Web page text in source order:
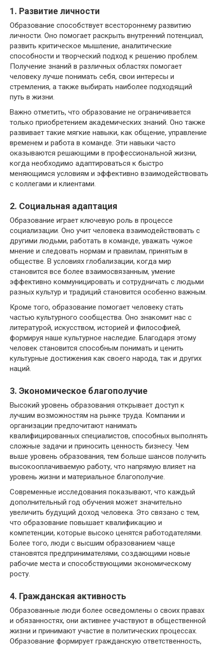
1. Развитие личности
Образование способствует всестороннему развитию
личности. Оно помогает раскрыть внутренний потенциал,
развить критическое мышление, аналитические
способности и творческий подход к решению проблем.
Получение знаний в различных областях помогает
человеку лучше понимать себя, свои интересы и
стремления, а также выбирать наиболее подходящий
путь в жизни.
Важно отметить, что образование не ограничивается
только приобретением академических знаний. Оно также
развивает такие мягкие навыки, как общение, управление
временем и работа в команде. Эти навыки часто
оказываются решающими в профессиональной жизни,
когда необходимо адаптироваться к быстро
меняющимся условиям и эффективно взаимодействовать
с коллегами и клиентами.
2. Социальная адаптация
Образование играет ключевую роль в процессе
социализации. Оно учит человека взаимодействовать с
другими людьми, работать в команде, уважать чужое
мнение и следовать нормам и правилам, принятым в
обществе. В условиях глобализации, когда мир
становится все более взаимосвязанным, умение
эффективно коммуницировать и сотрудничать с людьми
разных культур и традиций становится особенно важным.
Кроме того, образование помогает человеку стать
частью культурного сообщества. Оно знакомит нас с
литературой, искусством, историей и философией,
формируя наше культурное наследие. Благодаря этому
человек становится способным понимать и ценить
культурные достижения как своего народа, так и других
наций.
3. Экономическое благополучие
Высокий уровень образования открывает доступ к
лучшим возможностям на рынке труда. Компании и
организации предпочитают нанимать
квалифицированных специалистов, способных выполнять
сложные задачи и приносить ценность бизнесу. Чем
выше уровень образования, тем больше шансов получить
высокооплачиваемую работу, что напрямую влияет на
уровень жизни и материальное благополучие.
Современные исследования показывают, что каждый
дополнительный год обучения может значительно
увеличить будущий доход человека. Это связано с тем,
что образование повышает квалификацию и
компетенции, которые высоко ценятся работодателями.
Более того, люди с высшим образованием чаще
становятся предпринимателями, создающими новые
рабочие места и способствующими экономическому
росту.
4. Гражданская активность
Образованные люди более осведомлены о своих правах
и обязанностях, они активнее участвуют в общественной
жизни и принимают участие в политических процессах.
Образование формирует гражданскую ответственность,